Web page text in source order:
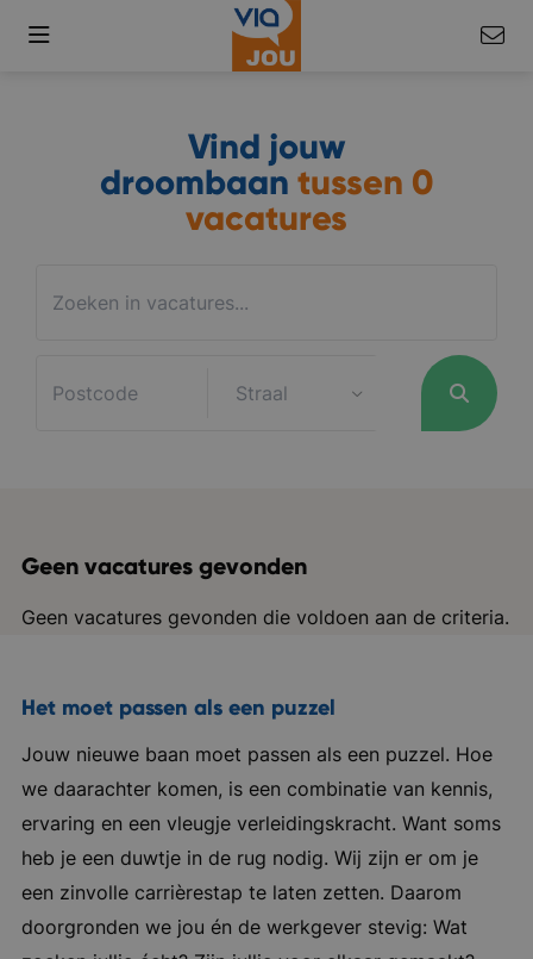
Vind jouw
droombaan tussen 0
vacatures
Geen vacatures gevonden
Geen vacatures gevonden die voldoen aan de criteria.
Het moet passen als een puzzel
Jouw nieuwe baan moet passen als een puzzel. Hoe
we daarachter komen, is een combinatie van kennis,
ervaring en een vleugje verleidingskracht. Want soms
heb je een duwtje in de rug nodig. Wij zijn er om je
een zinvolle carrièrestap te laten zetten. Daarom
doorgronden we jou én de werkgever stevig: Wat